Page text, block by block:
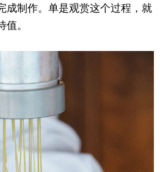
成制作。单是观赏这个过程，就
。